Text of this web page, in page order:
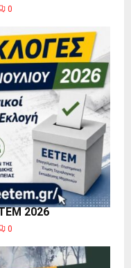
0
2026
0